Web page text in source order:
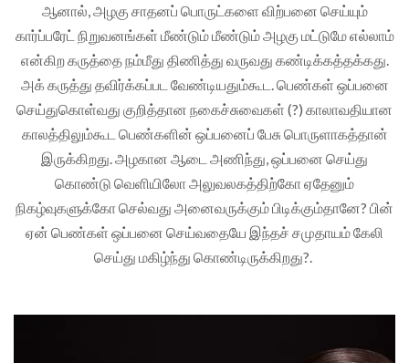
ஆனால், அழகு சாதனப் பொருட்களை விற்பனை செய்யும்
கார்ப்பரேட் நிறுவனங்கள் மீண்டும் மீண்டும் அழகு மட்டுமே எல்லாம்
என்கிற கருத்தை நம்மீது திணித்து வருவது கண்டிக்கத்தக்கது.
அக் கருத்து தவிர்க்கப்பட வேண்டியதும்கூட. பெண்கள் ஒப்பனை
செய்துகொள்வது குறித்தான நகைச்சுவைகள் (?) காலாவதியான
காலத்திலும்கூட பெண்களின் ஒப்பனைப் பேசு பொருளாகத்தான்
இருக்கிறது. அழகான ஆடை அணிந்து, ஒப்பனை செய்து
கொண்டு வெளியிலோ அலுவலகத்திற்கோ ஏதேனும்
நிகழ்வுகளுக்கோ செல்வது அனைவருக்கும் பிடிக்கும்தானே? பின்
ஏன் பெண்கள் ஒப்பனை செய்வதையே இந்தச் சமுதாயம் கேலி
செய்து மகிழ்ந்து கொண்டிருக்கிறது?.